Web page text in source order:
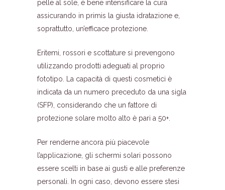
pelle al sole, è bene intensificare la cura
assicurando in primis la giusta idratazione e,
soprattutto, un’efficace protezione.
Eritemi, rossori e scottature si prevengono
utilizzando prodotti adeguati al proprio
fototipo. La capacità di questi cosmetici è
indicata da un numero preceduto da una sigla
(SFP), considerando che un fattore di
protezione solare molto alto è pari a 50+.
Per renderne ancora più piacevole
l’applicazione, gli schermi solari possono
essere scelti in base ai gusti e alle preferenze
personali. In ogni caso, devono essere stesi